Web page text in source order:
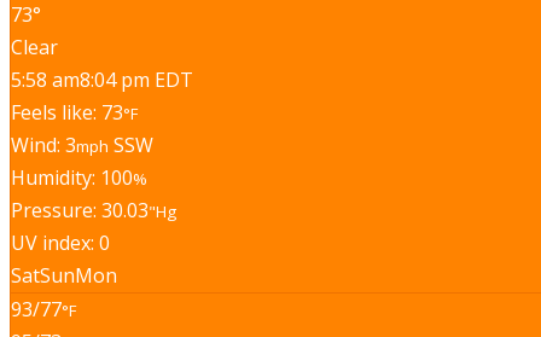
73°
Clear
5:58 am8:04 pm EDT
Feels like: 73°F
Wind: 3mph SSW
Humidity: 100%
Pressure: 30.03"Hg
UV index: 0
SatSunMon
93/77°F